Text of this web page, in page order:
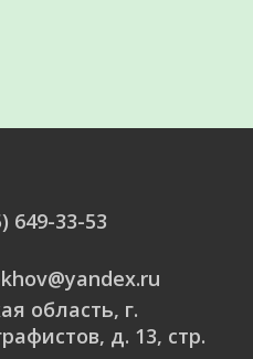
649-33-53
область, г.
д. 13, стр.